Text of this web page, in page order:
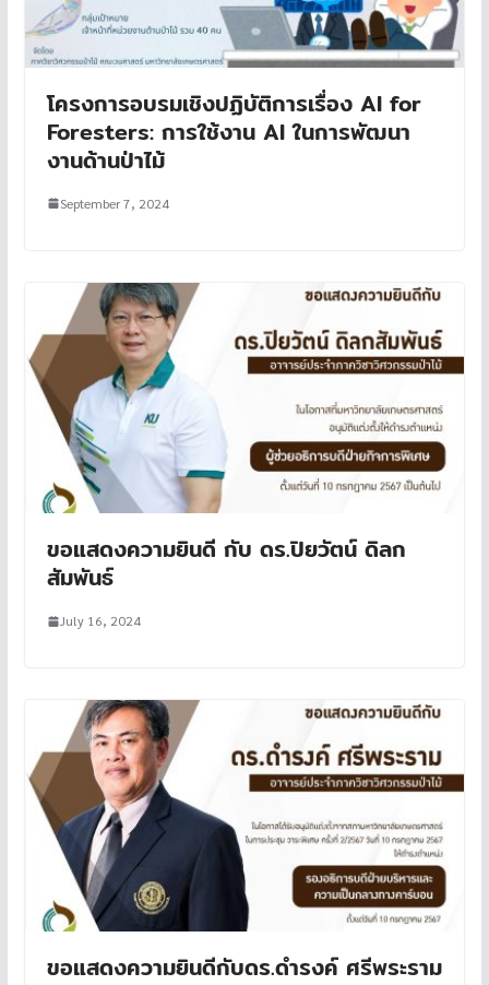
โครงการอบรมเชิงปฏิบัติการเรื่อง AI for
Foresters: การใช้งาน AI ในการพัฒนา
งานด้านป่าไม้
September 7, 2024
ขอแสดงความยินดี กับ ดร.ปิยวัตน์ ดิลก
สัมพันธ์
July 16, 2024
ขอแสดงความยินดีกับดร.ดำรงค์ ศรีพระราม